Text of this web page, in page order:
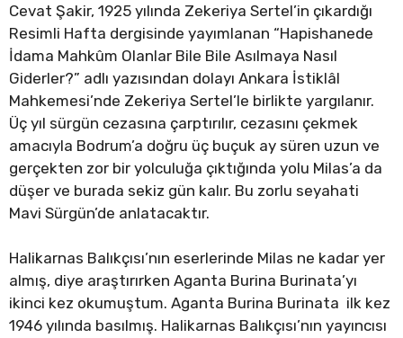
Cevat Şakir, 1925 yılında Zekeriya Sertel’in çıkardığı
Resimli Hafta dergisinde yayımlanan “Hapishanede
İdama Mahkûm Olanlar Bile Bile Asılmaya Nasıl
Giderler?” adlı yazısından dolayı Ankara İstiklâl
Mahkemesi’nde Zekeriya Sertel’le birlikte yargılanır.
Üç yıl sürgün cezasına çarptırılır, cezasını çekmek
amacıyla Bodrum’a doğru üç buçuk ay süren uzun ve
gerçekten zor bir yolculuğa çıktığında yolu Milas’a da
düşer ve burada sekiz gün kalır. Bu zorlu seyahati
Mavi Sürgün’de anlatacaktır.
Halikarnas Balıkçısı’nın eserlerinde Milas ne kadar yer
almış, diye araştırırken Aganta Burina Burinata’yı
ikinci kez okumuştum. Aganta Burina Burinata ilk kez
1946 yılında basılmış. Halikarnas Balıkçısı’nın yayıncısı